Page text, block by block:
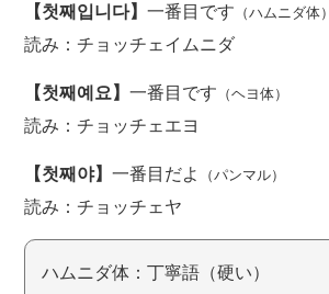
【첫째입니다】 一番目です （ハムニダ体）
読み：チョッチェイムニダ
【첫째예요】 一番目です （ヘヨ体）
読み：チョッチェエヨ
【첫째야】 一番目だよ （パンマル）
読み：チョッチェヤ
ハムニダ体：丁寧語（硬い）